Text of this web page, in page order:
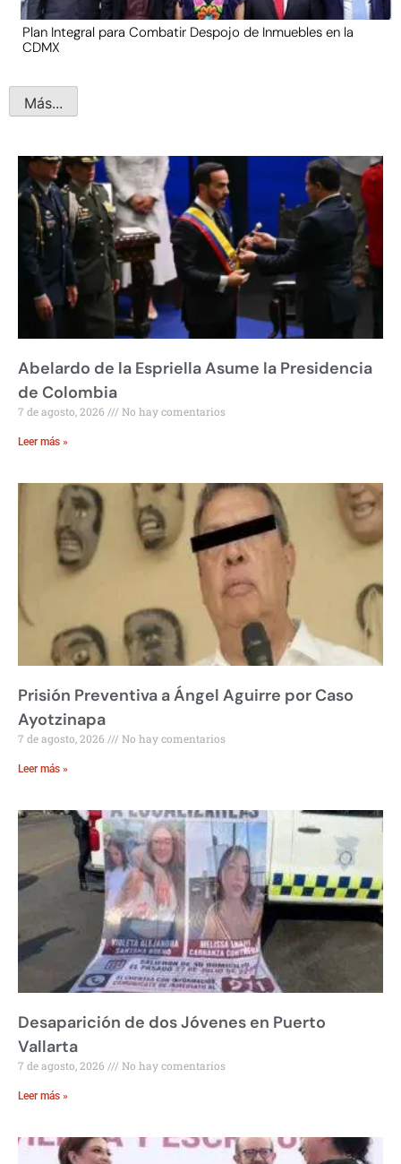
Plan Integral para Combatir Despojo de Inmuebles en la
CDMX
Más...
Abelardo de la Espriella Asume la Presidencia
de Colombia
7 de agosto, 2026 No hay comentarios
Leer más »
Prisión Preventiva a Ángel Aguirre por Caso
Ayotzinapa
7 de agosto, 2026 No hay comentarios
Leer más »
Desaparición de dos Jóvenes en Puerto
Vallarta
7 de agosto, 2026 No hay comentarios
Leer más »